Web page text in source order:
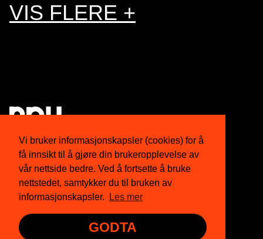
Vi bruker informasjonskapsler (cookies) for å
få innsikt til å gjøre din brukeropplevelse av
vår nettside bedre. Ved å fortsette å bruke
nettstedet, samtykker du til bruken av
informasjonskapsler.
Les mer
GODTA
VIS FLERE +
Om oss
Medlemskap
Presse
Twitter
Facebook
YouTube